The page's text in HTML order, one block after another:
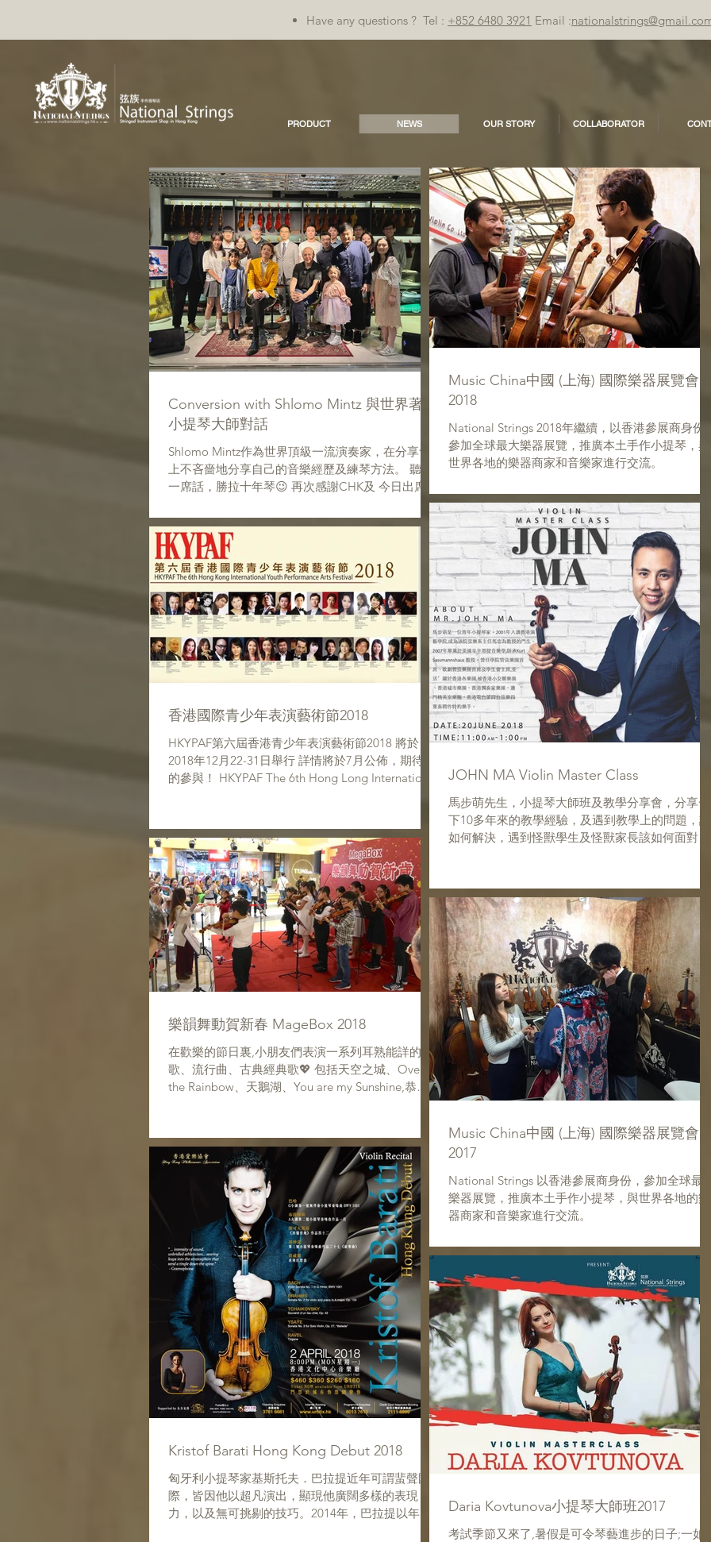
Have any questions ? Tel : +852 6480 3921 Email :
PRODUCT NEWS OUR STORY COLLABORATOR
Conversion with Shlomo Mintz 與世界著名
小提琴大師對話
Shlomo Mintz作為世界頂級一流演奏家，在分享會
上不吝嗇地分享自己的音樂經歷及練琴方法。 聽君
一席話，勝拉十年琴😉 再次感謝CHK及 今日出席的
Music China中國 (上海) 國際樂器展覽會
2018
National Strings 2018年繼續，以香港參展商身份
參加全球最大樂器展覽，推廣本土手作小提琴，與
世界各地的樂器商家和音樂家進行交流。
香港國際青少年表演藝術節2018
HKYPAF第六屆香港青少年表演藝術節2018 將於
2018年12月22-31日舉行 詳情將於7月公佈，期待你
的參與！ HKYPAF The 6th Hong Long International
JOHN MA Violin Master Class
馬步萌先生，小提琴大師班及教學分享會，分享一
下10多年來的教學經驗，及遇到教學上的問題，該
如何解決，遇到怪獸學生及怪獸家長該如何面對
註：現場提供免費茶點，小食，飲品等 ...
樂韻舞動賀新春 MageBox 2018
在歡樂的節日裏,小朋友們表演一系列耳熟能詳的兒
歌、流行曲、古典經典歌💖 包括天空之城、Over
the Rainbow、天鵝湖、You are my Sunshine,恭喜
Music China中國 (上海) 國際樂器展覽會
2017
National Strings 以香港參展商身份，參加全球最
樂器展覽，推廣本土手作小提琴，與世界各地的樂
器商家和音樂家進行交流。
Kristof Barati Hong Kong Debut 2018
匈牙利小提琴家基斯托夫．巴拉提近年可謂蜚聲國
際，皆因他以超凡演出，顯現他廣闊多樣的表現
力，以及無可挑剔的技巧。2014年，巴拉提以年僅
Daria Kovtunova小提琴大師班2017
考試季節又來了,暑假是可令琴藝進步的日子;一如